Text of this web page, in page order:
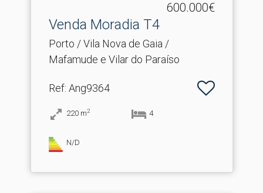
600.000€
Venda Moradia T4
Porto / Vila Nova de Gaia /
Mafamude e Vilar do Paraíso
Ref: Ang9364
220 m2 4
N/D